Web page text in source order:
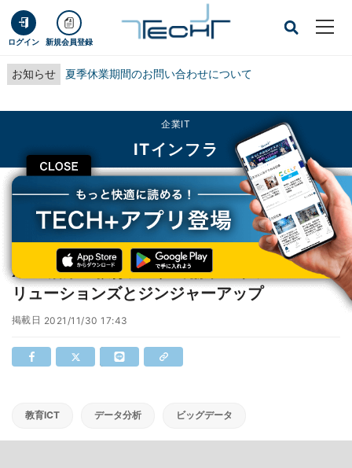
ログイン 新規会員登録
お知らせ 夏季休業期間のお問い合わせについて
CLOSE
企業IT
ITインフラ
TECH+ 企業IT
ITインフラ
xAPI活用の教育データで協業 - キヤノンITソリューションズとジンジャーアッ
xAPI活用の教育データで協業 - キヤノンITソ
リューションズとジンジャーアップ
掲載日 2021/11/30 17:43
教育ICT データ分析 ビッグデータ